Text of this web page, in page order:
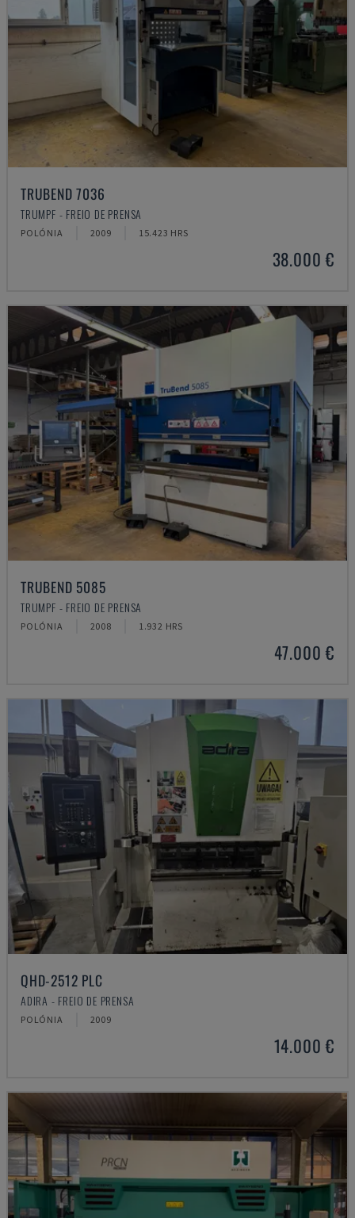
TRUBEND 7036
TRUMPF - FREIO DE PRENSA
POLÓNIA 2009 15.423 HRS
38.000 €
TRUBEND 5085
TRUMPF - FREIO DE PRENSA
POLÓNIA 2008 1.932 HRS
47.000 €
QHD-2512 PLC
ADIRA - FREIO DE PRENSA
POLÓNIA 2009
14.000 €